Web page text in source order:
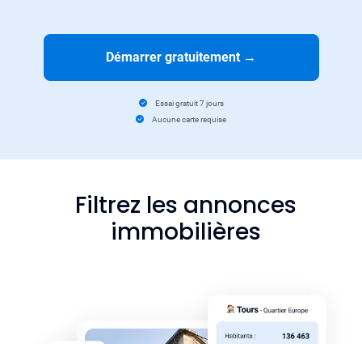
Démarrer gratuitement →
Essai gratuit 7 jours
Aucune carte requise
Filtrez les annonces
immobilières